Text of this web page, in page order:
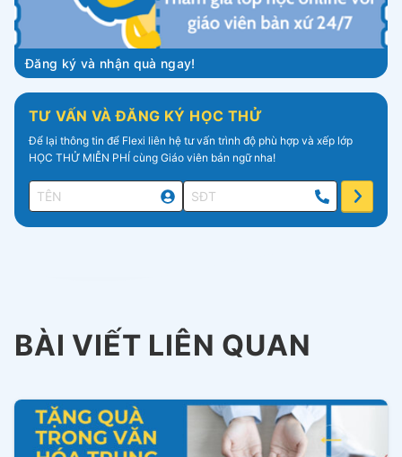
Đăng ký và nhận quà ngay!
TƯ VẤN VÀ ĐĂNG KÝ HỌC THỬ
Để lại thông tin để Flexi liên hệ tư vấn trình độ phù hợp và xếp lớp
HỌC THỬ MIỄN PHÍ cùng Giáo viên bản ngữ nha!
BÀI VIẾT LIÊN QUAN